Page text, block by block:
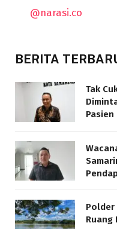
@narasi.co
BERITA
Tak
Pasien
Polder
Ruang